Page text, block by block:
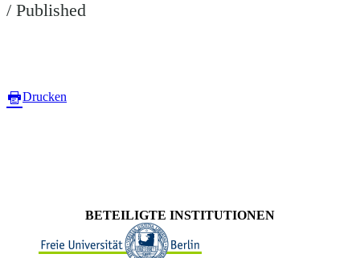
/ Published
Drucken
BETEILIGTE INSTITUTIONEN